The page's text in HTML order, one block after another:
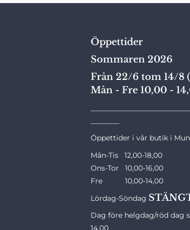
Öppettider
Sommaren 2026
Från 22/6 tom 14/8
Mån - Fre 10,00 -
Öppettider i vår butik i
Mån-Tis 12,00-18,00
Ons-Tor 10,00-16,00
Fre 10,00-14,00
Lördag-Söndag
Dag före helgdag/röd dag
14.00